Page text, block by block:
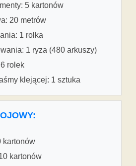
5 kartonów
20 metrów
1 rolka
1 ryza (480 arkuszy)
rolek
klejącej: 1 sztuka
kartonów
kartonów